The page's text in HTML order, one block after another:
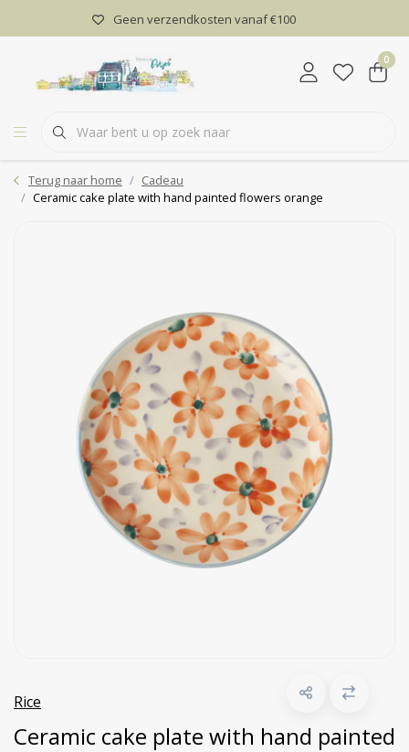
Geen verzendkosten vanaf €100
0
Terug naar home
Cadeau
Ceramic cake plate with hand painted flowers orange
Rice
Ceramic cake plate with hand painted